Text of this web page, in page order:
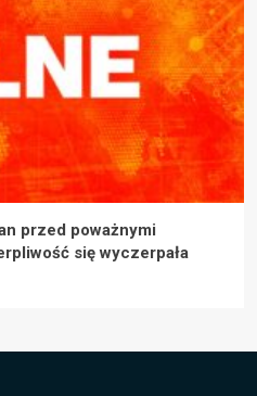
przed poważnymi
się wyczerpała